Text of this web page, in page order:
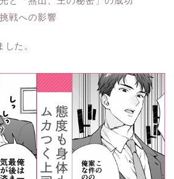
戦への影響
た。